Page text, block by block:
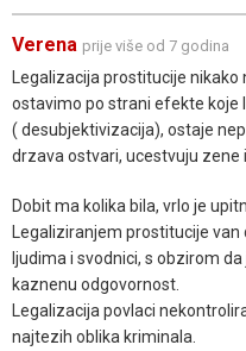
Verena prije više od 7 godina
Legalizacija prostitucije
ostavimo po strani efekte koje
( desubjektivizacija), ostaje
drzava ostvari, ucestvuju zene
Dobit ma kolika bila, vrlo je
Legaliziranjem prostitucije
ljudima i svodnici, s obzirom
kaznenu odgovornost.
Legalizacija povlaci
najtezih oblika kriminala.